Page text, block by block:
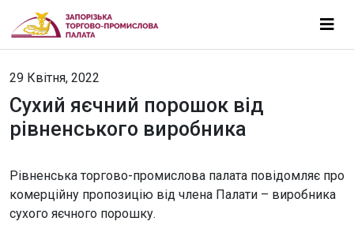
29 Квітня, 2022
Сухий яєчний порошок від
рівненського виробника
Рівненська торгово-промислова палата повідомляє про
комерційну пропозицію від члена Палати – виробника
сухого яєчного порошку.